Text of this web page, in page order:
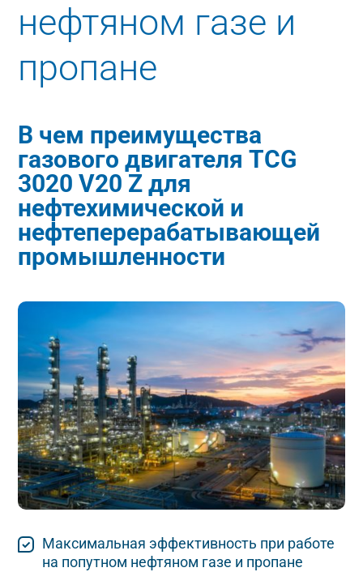
нефтяном газе и
пропане
В чем преимущества
газового двигателя TCG
3020 V20 Z для
нефтехимической и
нефтеперерабатывающей
промышленности
Максимальная эффективность при работе
на попутном нефтяном газе и пропане